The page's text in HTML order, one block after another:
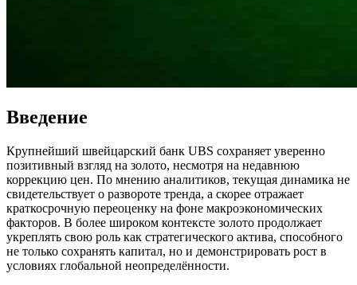
Введение
Крупнейший швейцарский банк UBS сохраняет уверенно
позитивный взгляд на золото, несмотря на недавнюю
коррекцию цен. По мнению аналитиков, текущая динамика не
свидетельствует о развороте тренда, а скорее отражает
краткосрочную переоценку на фоне макроэкономических
факторов. В более широком контексте золото продолжает
укреплять свою роль как стратегического актива, способного
не только сохранять капитал, но и демонстрировать рост в
условиях глобальной неопределённости.